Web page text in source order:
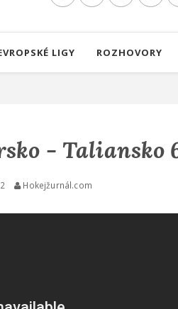
LIGY ROZHOVORY
- Taliansko
Hokejžurnál.com